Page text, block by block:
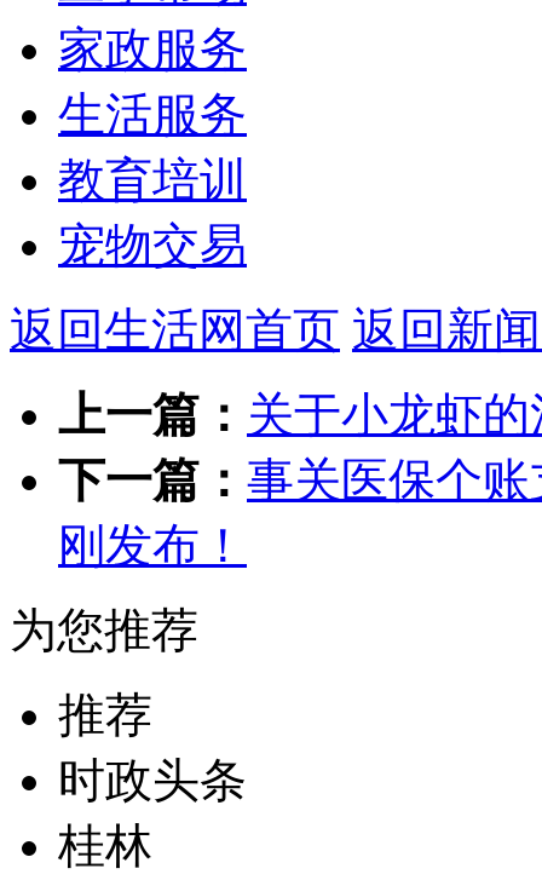
家政服务
生活服务
教育培训
宠物交易
返回生活网首页 返回新
上一篇： 关于小龙虾
下一篇： 事关医保个
刚发布！
为您推荐
推荐
时政头条
桂林